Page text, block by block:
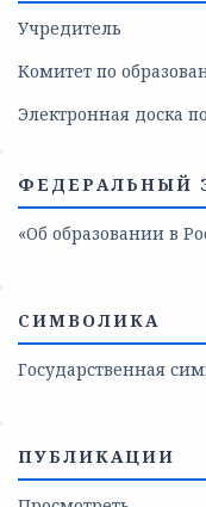
Учредитель
Комитет по
Электронная доска
ФЕДЕРАЛЬНЫЙ
«Об образовании в
СИМВОЛИКА
Государственная
ПУБЛИКАЦИИ